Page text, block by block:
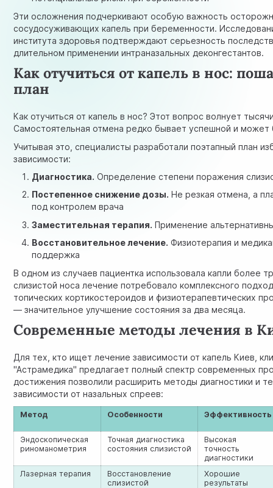
Эти осложнения подчеркивают особую важность
сосудосуживающих капель при беременности.
института здоровья подтверждают серьезность
длительном применении интраназальных деконгестантов.
Как отучиться от капель в нос:
план
Как отучиться от капель в нос? Этот вопрос волнует
Самостоятельная отмена редко бывает успешной и может
Учитывая это, специалисты разработали поэтапный план
зависимости:
Диагностика. Определение степени поражения
Постепенное снижение дозы. Не резкая отмена, а
под контролем врача
Заместительная терапия. Применение
Восстановительное лечение. Физиотерапия и
поддержка
В одном из случаев пациентка использовала капли более
слизистой носа лечение потребовало комплексного
топических кортикостероидов и физиотерапевтических
— значительное улучшение состояния за два месяца.
Современные методы лечения в
Для тех, кто ищет лечение зависимости от капель Киев,
"Астрамедика" предлагает полный спектр современных
достижения позволили расширить методы диагностики и
зависимости от назальных спреев:
Метод Особенности Эффективность
Эндоскопическая
риноманометрия
Точная диагностика
состояния слизистой
Высокая
точность
диагностики
Лазерная терапия
Восстановление
слизистой
Хорошие
результаты